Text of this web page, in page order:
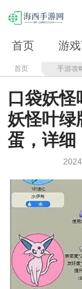
首页 游
首页 手游攻
口袋妖
妖怪叶绿
蛋，详细